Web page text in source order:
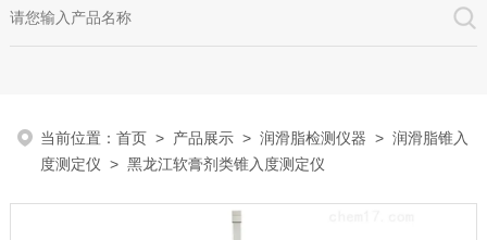
当前位置：首页 > 产品展示 >润滑脂检测仪器 >润滑脂锥入
度测定仪 > 黑龙江软膏剂类锥入度测定仪